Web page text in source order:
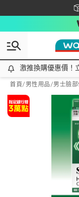
激推換購優惠價！立即
激推換購優惠價！
首頁/ 男性用品/男士臉